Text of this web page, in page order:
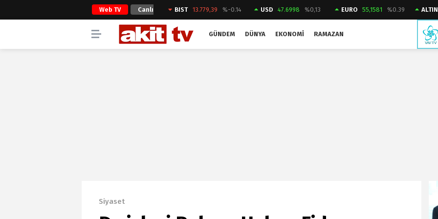
Web TV Canlı
Yayın
BIST 13.779,39 %-0.14 USD 47.6998 %0,13 EURO 55,1581 %0.39 ALTIN
GÜNDEM DÜNYA EKONOMI RAMAZAN
Siyaset